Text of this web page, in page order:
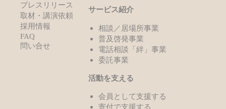
プレスリリース
取材・講演依頼
採用情報
FAQ
問い合せ
サービス紹介
相談／居場所事業
普及啓発事業
電話相談「絆」事業
委託事業
活動を支える
会員として支援する
寄付で支援する